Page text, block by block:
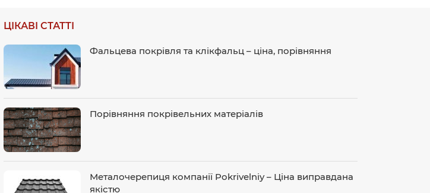
ЦІКАВІ СТАТТІ
Фальцева покрівля та клікфальц – ціна, порівняння
Порівняння покрівельних матеріалів
Металочерепиця компанії Pokrivelniy – Ціна виправдана
якістю